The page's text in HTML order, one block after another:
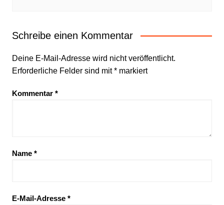
Schreibe einen Kommentar
Deine E-Mail-Adresse wird nicht veröffentlicht.
Erforderliche Felder sind mit*markiert
Kommentar *
Name *
E-Mail-Adresse *